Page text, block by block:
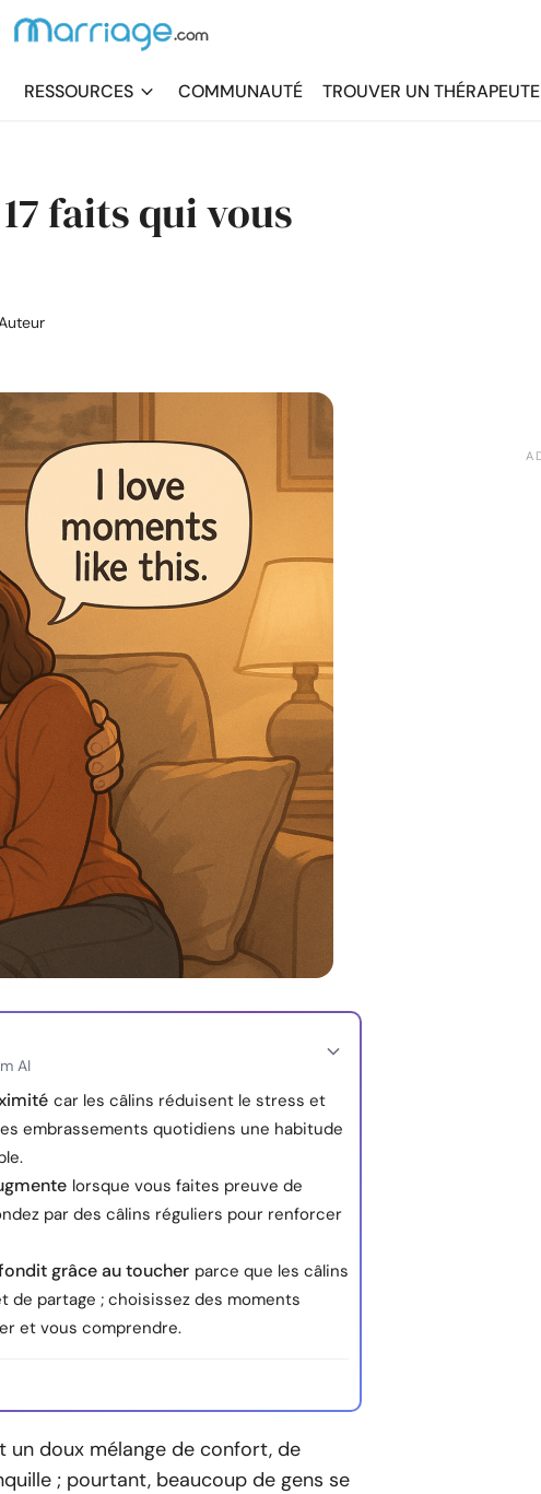
RESSOURCES COMMUNAUTÉ TROUVER UN THÉRAPEUTE
faits qui vous
AI
car les câlins réduisent le stress et
embrassements quotidiens une habitude
lorsque vous faites preuve de
par des câlins réguliers pour renforcer
grâce au toucher parce que les câlins
de partage ; choisissez des moments
et vous comprendre.
un doux mélange de confort, de
; pourtant, beaucoup de gens se